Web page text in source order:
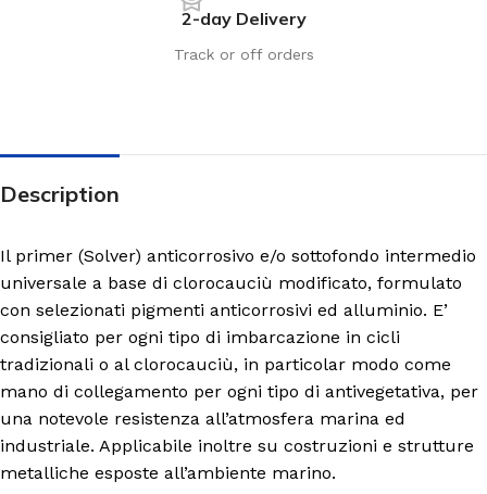
2-day Delivery
Track or off orders
Description
Il primer (Solver) anticorrosivo e/o sottofondo intermedio
universale a base di clorocauciù modificato, formulato
con selezionati pigmenti anticorrosivi ed alluminio. E’
consigliato per ogni tipo di imbarcazione in cicli
tradizionali o al clorocauciù, in particolar modo come
mano di collegamento per ogni tipo di antivegetativa, per
una notevole resistenza all’atmosfera marina ed
industriale. Applicabile inoltre su costruzioni e strutture
metalliche esposte all’ambiente marino.